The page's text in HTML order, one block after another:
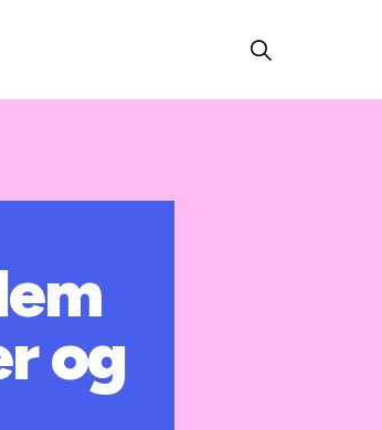
og